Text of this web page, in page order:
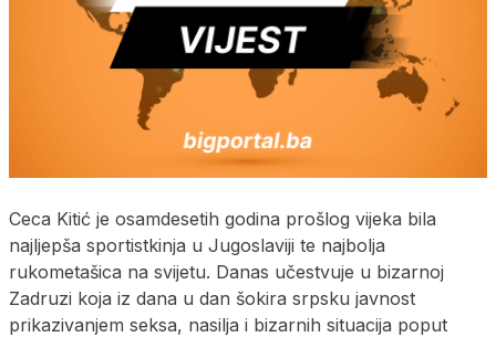
Ceca Kitić je osamdesetih godina prošlog vijeka bila
najljepša sportistkinja u Jugoslaviji te najbolja
rukometašica na svijetu. Danas učestvuje u bizarnoj
Zadruzi koja iz dana u dan šokira srpsku javnost
prikazivanjem seksa, nasilja i bizarnih situacija poput